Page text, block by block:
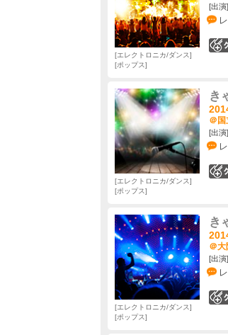
[出演
エレクトロニカ/ダンス
ポップス
き
＠
[出演
エレクトロニカ/ダンス
ポップス
き
＠
[出演
エレクトロニカ/ダンス
ポップス